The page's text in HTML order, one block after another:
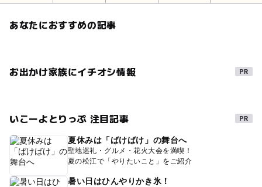
あなたにおすすめの記事
お出かけ家族にイチオシ情報
いこーよとりっぷ 注目記事
夏休みは「ばけばけ」の舞台へ
聖地巡礼・グルメ・花火大会を満喫！
夏の松江で「やりたいこと」をご紹介
暑い日はひんやりかき氷！